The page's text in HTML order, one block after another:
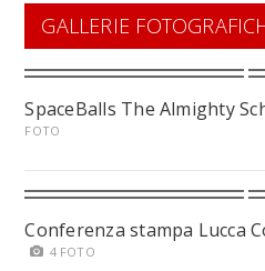
GALLERIE
SpaceBalls The Almighty
FOTO
Conferenza stampa Lucca
4 FOTO